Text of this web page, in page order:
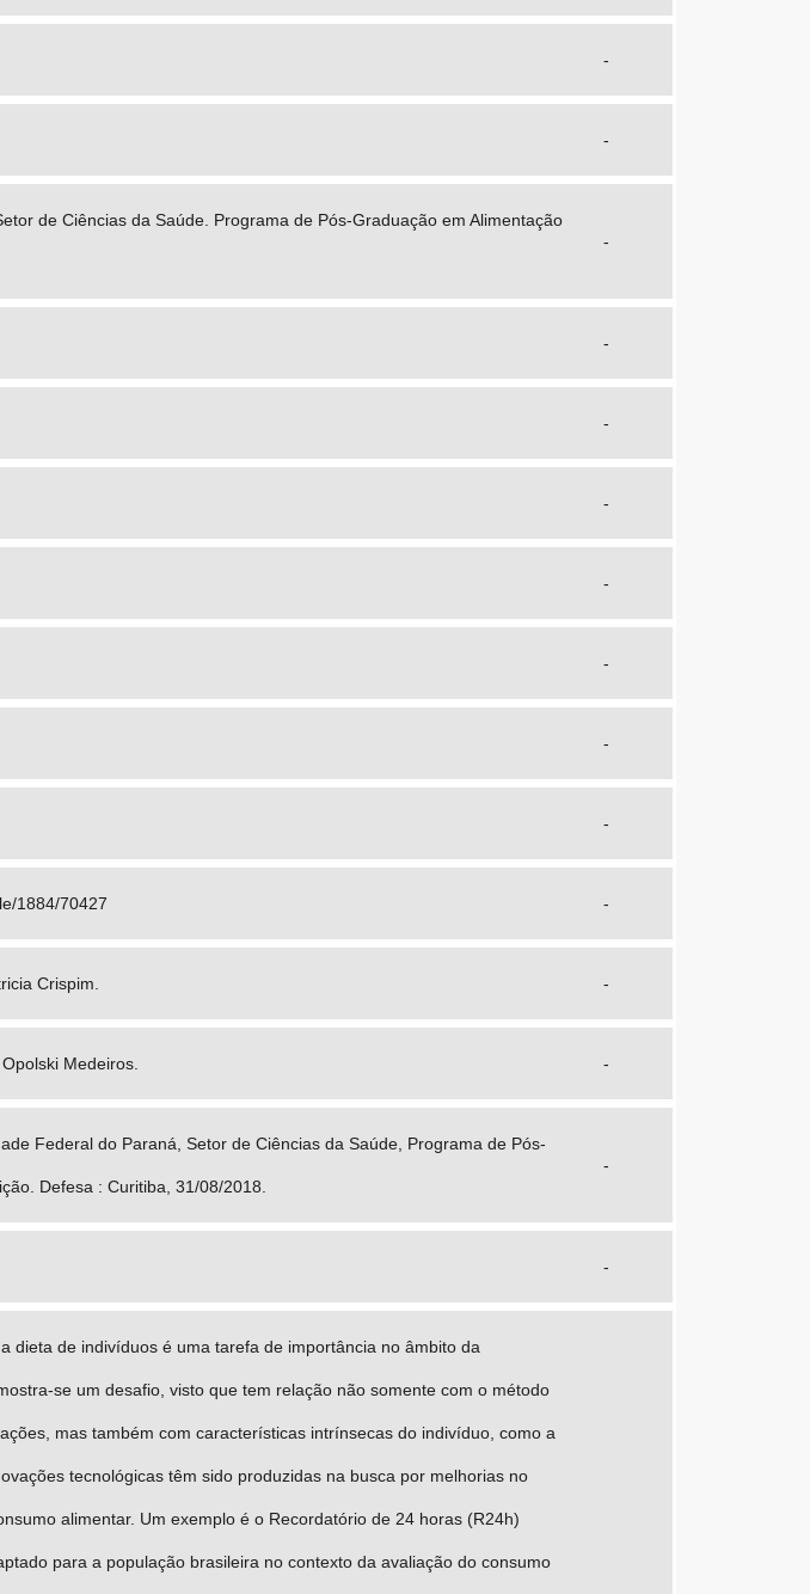
-
-
de Ciências da Saúde. Programa de Pós-Graduação em Alimentação
-
-
-
-
-
-
-
-
1884/70427 -
Crispim. -
Medeiros. -
Federal do Paraná, Setor de Ciências da Saúde, Programa de Pós-
Defesa : Curitiba, 31/08/2018.
-
-
dieta de indivíduos é uma tarefa de importância no âmbito da
se um desafio, visto que tem relação não somente com o método
mas também com características intrínsecas do indivíduo, como a
tecnológicas têm sido produzidas na busca por melhorias no
alimentar. Um exemplo é o Recordatório de 24 horas (R24h)
para a população brasileira no contexto da avaliação do consumo